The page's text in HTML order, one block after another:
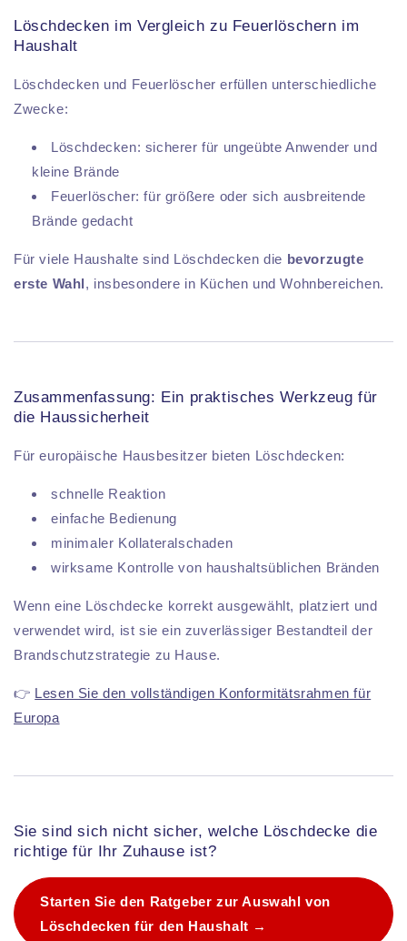
Löschdecken im Vergleich zu Feuerlöschern im
Haushalt
Löschdecken und Feuerlöscher erfüllen unterschiedliche
Zwecke:
Löschdecken: sicherer für ungeübte Anwender und
kleine Brände
Feuerlöscher: für größere oder sich ausbreitende
Brände gedacht
Für viele Haushalte sind Löschdecken die bevorzugte
erste Wahl, insbesondere in Küchen und Wohnbereichen.
Zusammenfassung: Ein praktisches Werkzeug für
die Haussicherheit
Für europäische Hausbesitzer bieten Löschdecken:
schnelle Reaktion
einfache Bedienung
minimaler Kollateralschaden
wirksame Kontrolle von haushaltsüblichen Bränden
Wenn eine Löschdecke korrekt ausgewählt, platziert und
verwendet wird, ist sie ein zuverlässiger Bestandteil der
Brandschutzstrategie zu Hause.
👉 Lesen Sie den vollständigen Konformitätsrahmen für
Europa
Sie sind sich nicht sicher, welche Löschdecke die
richtige für Ihr Zuhause ist?
Starten Sie den Ratgeber zur Auswahl von
Löschdecken für den Haushalt →